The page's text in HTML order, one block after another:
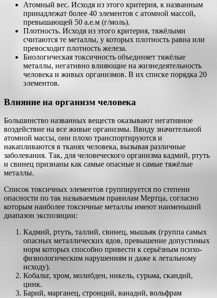
Атомный вес. Исходя из этого критерия, к названным
принадлежат более 40 элементов с атомной массой,
превышающей 50 а.е.м (г/моль).
Плотность. Исходя из этого критерия, тяжёлыми
считаются те металлы, у которых плотность равна или
превосходит плотность железа.
Биологическая токсичность объединяет тяжёлые
металлы, негативно влияющие на жизнедеятельность
человека и живых организмов. В их списке порядка 20
элементов.
Влияние на организм человека
Большинство названных веществ оказывают негативное
воздействие на все живые организмы. Ввиду значительной
атомной массы, они плохо транспортируются и
накапливаются в тканях человека, вызывая различные
заболевания. Так, для человеческого организма кадмий, ртуть
и свинец признаны как самые опасные и самые тяжёлые
металлы.
Список токсичных элементов группируется по степени
опасности по так называемым правилам Мертца, согласно
которым наиболее токсичные металлы имеют наименьший
диапазон экспозиции:
Кадмий, ртуть, таллий, свинец, мышьяк (группа самых
опасных металлических ядов, превышение допустимых
норм которых способно привести к серьёзным психо-
физиологическим нарушениям и даже к летальному
исходу).
Кобальт, хром, молибден, никель, сурьма, скандий,
цинк.
Барий, марганец, стронций, ванадий, вольфрам